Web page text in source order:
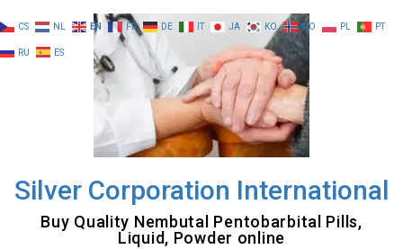
to
content
Silver Corporation International
Buy Quality Nembutal Pentobarbital Pills,
Liquid, Powder online
CS NL EN FR DE IT JA KO NO PL PT
RU ES